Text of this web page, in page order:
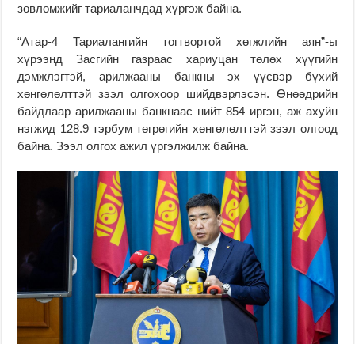
зөвлөмжийг тариаланчдад хүргэж байна.
“Атар-4 Тариалангийн тогтвортой хөгжлийн аян”-ы
хүрээнд Засгийн газраас хариуцан төлөх хүүгийн
дэмжлэгтэй, арилжааны банкны эх үүсвэр бүхий
хөнгөлөлттэй зээл олгохоор шийдвэрлэсэн. Өнөөдрийн
байдлаар арилжааны банкнаас нийт 854 иргэн, аж ахуйн
нэгжид 128.9 тэрбум төгрөгийн хөнгөлөлттэй зээл олгоод
байна. Зээл олгох ажил үргэлжилж байна.